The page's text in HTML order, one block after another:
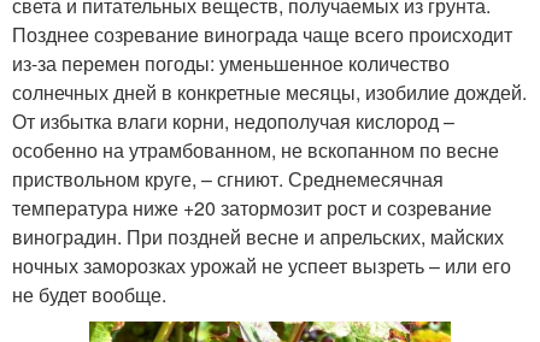
света и питательных веществ, получаемых из грунта.
Позднее созревание винограда чаще всего происходит
из-за перемен погоды: уменьшенное количество
солнечных дней в конкретные месяцы, изобилие дождей.
От избытка влаги корни, недополучая кислород –
особенно на утрамбованном, не вскопанном по весне
приствольном круге, – сгниют. Среднемесячная
температура ниже +20 затормозит рост и созревание
виноградин. При поздней весне и апрельских, майских
ночных заморозках урожай не успеет вызреть – или его
не будет вообще.